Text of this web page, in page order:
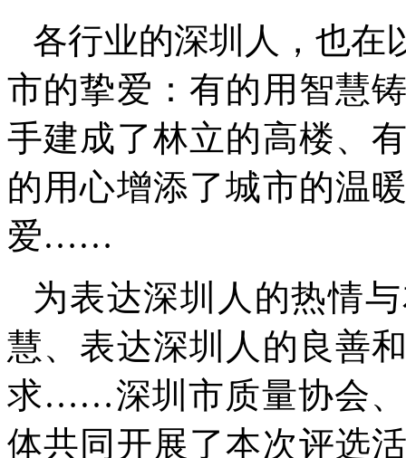
各行业的深圳人，也在
市的挚爱：有的用智慧
手建成了林立的高楼、
的用心增添了城市的温
爱……
为表达深圳人的热情
慧、表达深圳人的良善
求……深圳市质量协会、
体共同开展了本次评选